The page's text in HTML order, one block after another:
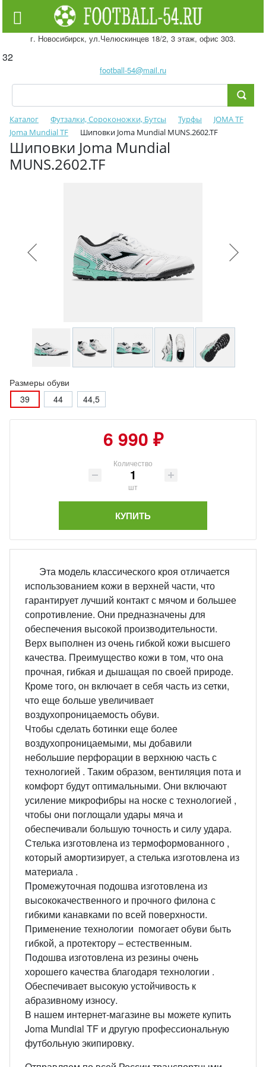
г. Новосибирск, ул.Челюскинцев 18/2, 3 этаж, офис 303.
32
football-54@mail.ru
Каталог Футзалки, Сороконожки, Бутсы Турфы
JOMA TF
Joma Mundial TF
Шиповки Joma Mundial MUNS.2602.TF
Шиповки Joma Mundial
MUNS.2602.TF
Размеры обуви
39
44 44,5
6 990 ₽
Количество
шт
КУПИТЬ
Эта модель классического кроя отличается
использованием кожи в верхней части, что
гарантирует лучший контакт с мячом и большее
сопротивление. Они предназначены для
обеспечения высокой производительности.
Верх выполнен из очень гибкой кожи высшего
качества. Преимущество кожи в том, что она
прочная, гибкая и дышащая по своей природе.
Кроме того, он включает в себя часть из сетки,
что еще больше увеличивает
воздухопроницаемость обуви.
Чтобы сделать ботинки еще более
воздухопроницаемыми, мы добавили
небольшие перфорации в верхнюю часть с
технологией . Таким образом, вентиляция пота и
комфорт будут оптимальными. Они включают
усиление микрофибры на носке с технологией ,
чтобы они поглощали удары мяча и
обеспечивали большую точность и силу удара.
Стелька изготовлена ​​из термоформованного ,
который амортизирует, а стелька изготовлена ​​из
материала .
Промежуточная подошва изготовлена ​​из
высококачественного и прочного филона с
гибкими канавками по всей поверхности.
Применение технологии помогает обуви быть
гибкой, а протектору – естественным.
Подошва изготовлена ​​из резины очень
хорошего качества благодаря технологии .
Обеспечивает высокую устойчивость к
абразивному износу.
В нашем интернет-магазине вы можете купить
Joma Mundial TF и другую профессиональную
футбольную экипировку.